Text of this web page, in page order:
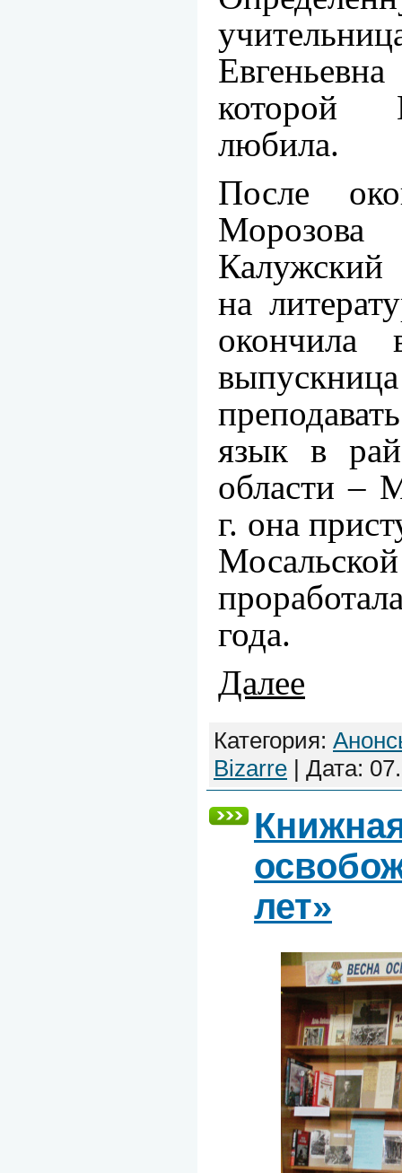
Евгеньевна
которой
любила.
После
Калужский
на
окончила
язык в
области –
г. она
года.
Далее
Категория:
Bizarre | Дата:
лет»